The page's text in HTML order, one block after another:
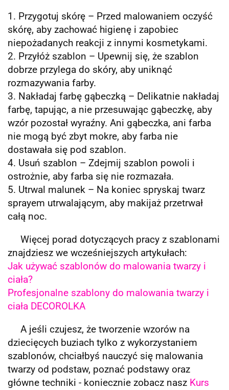
1. Przygotuj skórę – Przed malowaniem oczyść
skórę, aby zachować higienę i zapobiec
niepożadanych reakcji z innymi kosmetykami.
2. Przyłóż szablon – Upewnij się, że szablon
dobrze przylega do skóry, aby uniknąć
rozmazywania farby.
3. Nakładaj farbę gąbeczką – Delikatnie nakładaj
farbę, tapując, a nie przesuwając gąbeczkę, aby
wzór pozostał wyraźny. Ani gąbeczka, ani farba
nie mogą być zbyt mokre, aby farba nie
dostawała się pod szablon.
4. Usuń szablon – Zdejmij szablon powoli i
ostrożnie, aby farba się nie rozmazała.
5. Utrwal malunek – Na koniec spryskaj twarz
sprayem utrwalającym, aby makijaż przetrwał
całą noc.
Więcej porad dotyczących pracy z szablonami
znajdziesz we wcześniejszych artykułach:
Jak używać szablonów do malowania twarzy i
ciała?
Profesjonalne szablony do malowania twarzy i
ciała DECOROLKA
A jeśli czujesz, że tworzenie wzorów na
dziecięcych buziach tylko z wykorzystaniem
szablonów, chciałbyś nauczyć się malowania
twarzy od podstaw, poznać podstawy oraz
główne techniki - koniecznie zobacz nasz Kurs